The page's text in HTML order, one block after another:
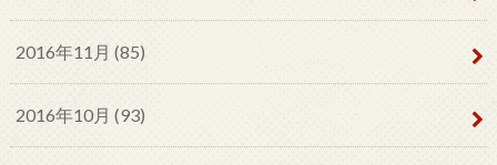
2016年11月 (85)
2016年10月 (93)